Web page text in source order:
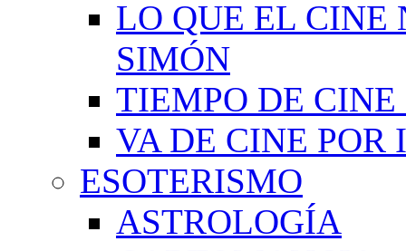
LO QUE EL CINE
SIMÓN
TIEMPO DE
VA DE CINE
ESOTERISMO
ASTROLOGÍA